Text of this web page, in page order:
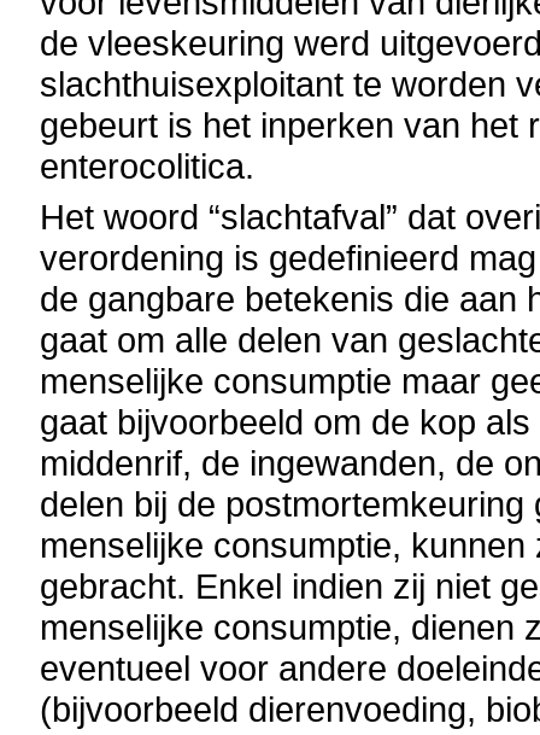
de vleeskeuring werd
slachthuisexploitant te worden
gebeurt is het inperken van het
enterocolitica.
Het woord “slachtafval” dat
verordening is gedefinieerd
de gangbare betekenis die aan
gaat om alle delen van
menselijke consumptie maar
gaat bijvoorbeeld om de kop
middenrif, de ingewanden, de
delen bij de
menselijke consumptie,
gebracht. Enkel indien zij niet
menselijke consumptie, dienen
eventueel voor andere
(bijvoorbeeld dierenvoeding,